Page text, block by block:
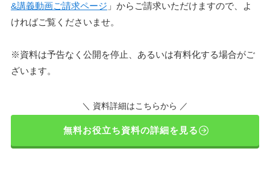
&講義動画ご請求ページ 」からご請求いただけますので、よ
ければご覧くださいませ。
※資料は予告なく公開を停止、あるいは有料化する場合がご
ざいます。
＼ 資料詳細はこちらから ／
無料お役立ち資料の詳細を見る